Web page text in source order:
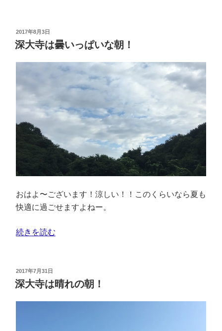
2017年8月3日
深大寺は曇いっぱいな朝！
おはよ〜ございます！涼しい！！このくらいなら夏も
快適に過ごせますよねー。
続きを読む
2017年7月31日
深大寺は晴れの朝！